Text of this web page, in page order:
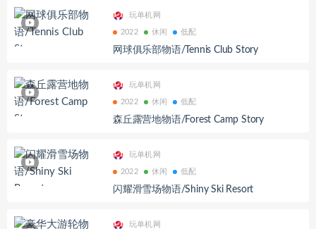
玩单机网
2022 休闲 低配
网球俱乐部物语/Tennis Club Story
玩单机网
2022 休闲 低配
森丘露营地物语/Forest Camp Story
玩单机网
2022 休闲 低配
闪耀滑雪场物语/Shiny Ski Resort
玩单机网